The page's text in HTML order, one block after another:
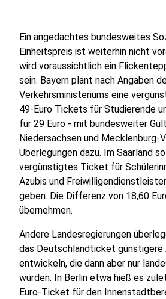
Ein angedachtes bundesweites
Einheitspreis ist weiterhin nicht
wird voraussichtlich ein
sein. Bayern plant nach Angaben
Verkehrsministeriums eine
49-Euro Tickets für Studierende
für 29 Euro - mit bundesweiter
Niedersachsen und Mecklenburg-
Überlegungen dazu. Im Saarland
vergünstigtes Ticket für
Azubis und
geben. Die Differenz von 18,60
übernehmen.
Andere Landesregierungen
das Deutschlandticket günstigere
entwickeln, die dann aber nur
würden. In Berlin etwa hieß es
Euro-Ticket für den